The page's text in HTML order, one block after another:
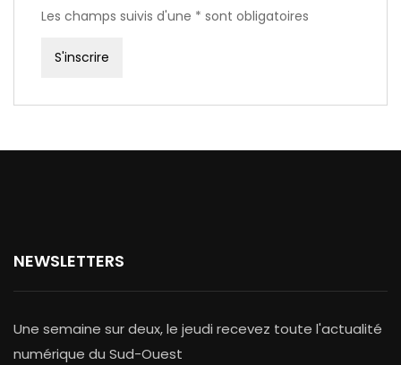
Les champs suivis d'une * sont obligatoires
NEWSLETTERS
Une semaine sur deux, le jeudi recevez toute l'actualité
numérique du Sud-Ouest